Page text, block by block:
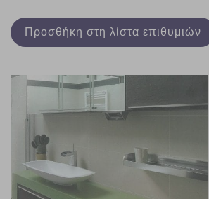
Προσθήκη στη λίστα επιθυμιών